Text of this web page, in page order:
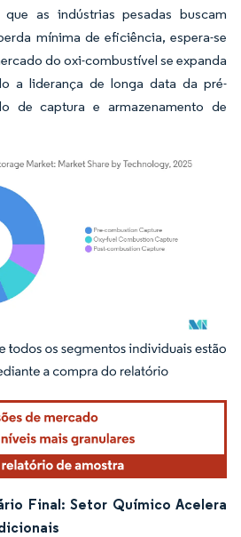
as indústrias pesadas buscam
mínima de eficiência, espera-se
do oxi-combustível se expanda
a liderança de longa data da pré-
de captura e armazenamento de
O reuso requer atribuição conforme CC BY 4.0.
Final: Setor Químico Acelera